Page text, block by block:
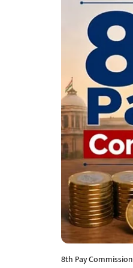
8th Pay Commission